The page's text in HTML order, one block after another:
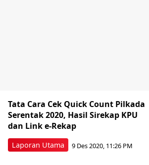
Laporan Utama
Tata Cara Cek Quick Count Pilkada
Serentak 2020, Hasil Sirekap KPU
dan Link e-Rekap
9 Des 2020, 11:26 PM